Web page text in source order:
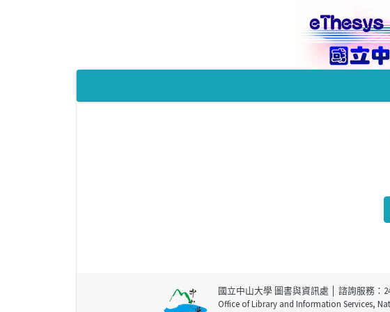
國立中山大學 圖書與資訊處 │ 諮詢服務：
Office of Library and Information Services,